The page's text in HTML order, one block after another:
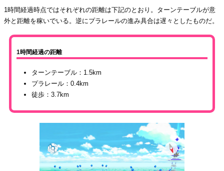
1時間経過時点ではそれぞれの距離は下記のとおり。ターンテーブルが意
外と距離を稼いでいる。逆にプラレールの進み具合は遅々としたものだ。
1時間経過の距離
ターンテーブル：1.5km
プラレール：0.4km
徒歩：3.7km